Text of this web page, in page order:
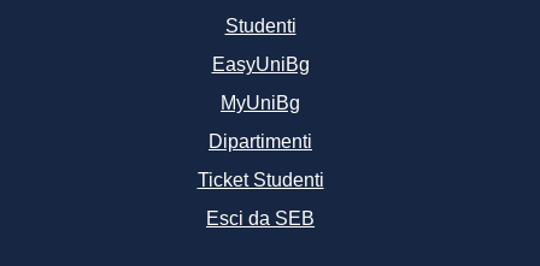
Studenti
EasyUniBg
MyUniBg
Dipartimenti
Ticket Studenti
Esci da SEB